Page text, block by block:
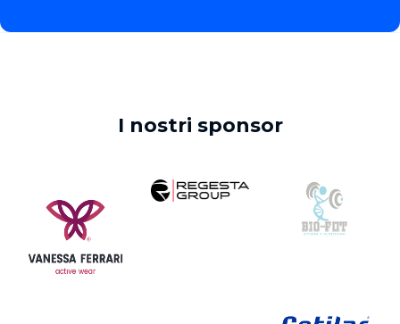
I nostri sponsor